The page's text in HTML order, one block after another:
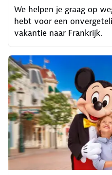
We helpen je graag op
hebt voor een
vakantie naar Frankrijk.